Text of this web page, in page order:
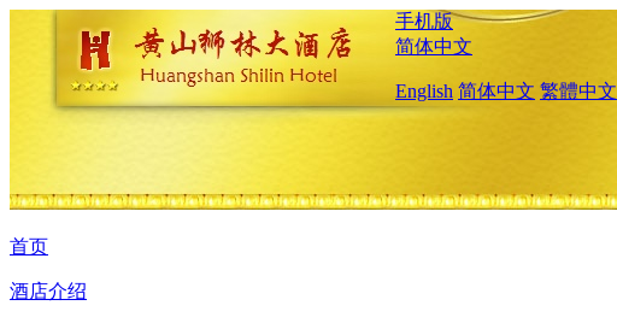
手机版
简体中文
English 简体中文 繁體中文
首页
酒店介绍